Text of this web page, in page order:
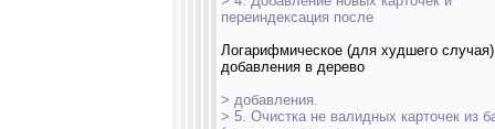
переиндексация после
Логарифмическое (для худшего
добавления в дерево
> добавления.
> 5. Очистка не валидных карточек из